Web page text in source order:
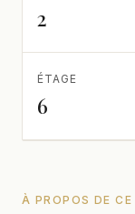
2
ÉTAGE
6
À PROPOS DE CE